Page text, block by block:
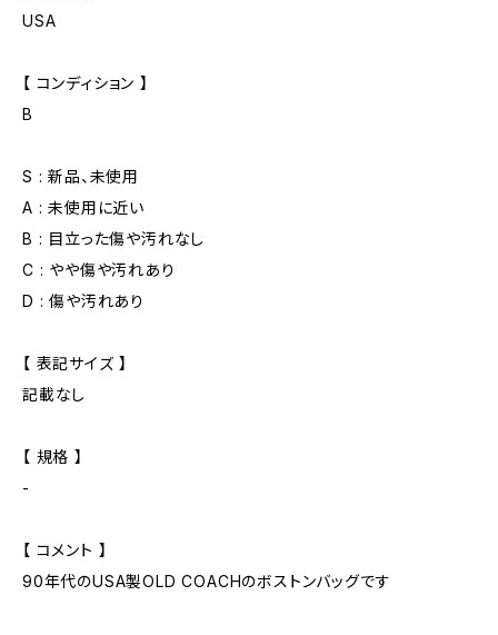
USA
【 コンディション 】
B
S : 新品、未使用
A : 未使用に近い
B : 目立った傷や汚れなし
C : やや傷や汚れあり
D : 傷や汚れあり
【 表記サイズ 】
記載なし
【 規格 】
-
【 コメント 】
90年代のUSA製OLD COACHのボストンバッグです